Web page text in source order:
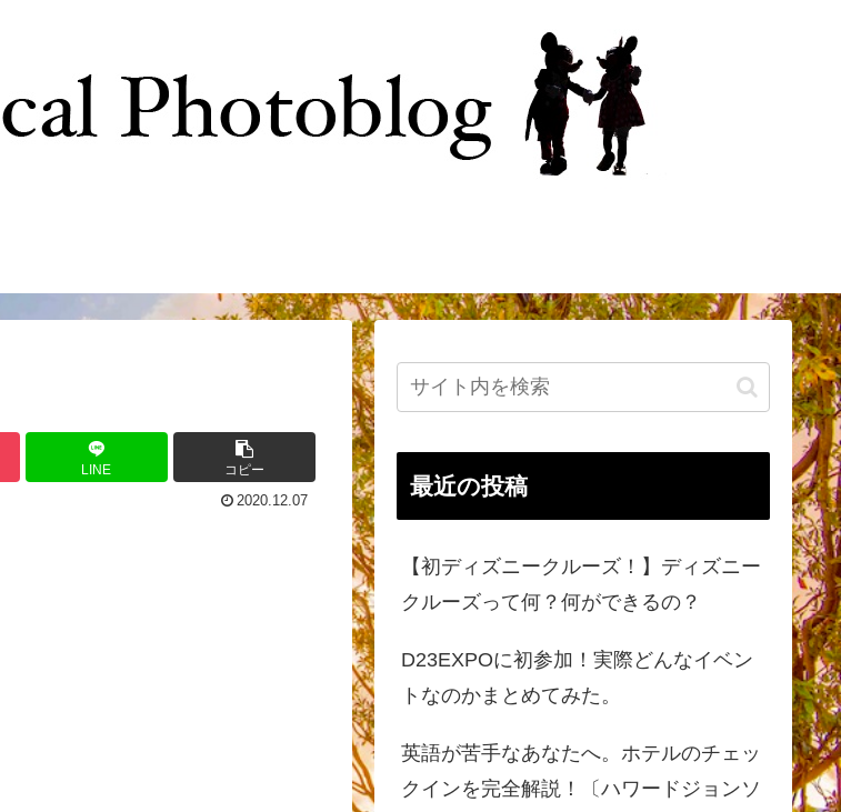
LINE コピー
2020.12.07
最近の投稿
【初ディズニークルーズ！】ディズニー
クルーズって何？何ができるの？
D23EXPOに初参加！実際どんなイベン
トなのかまとめてみた。
英語が苦手なあなたへ。ホテルのチェッ
クインを完全解説！〔ハワードジョンソ